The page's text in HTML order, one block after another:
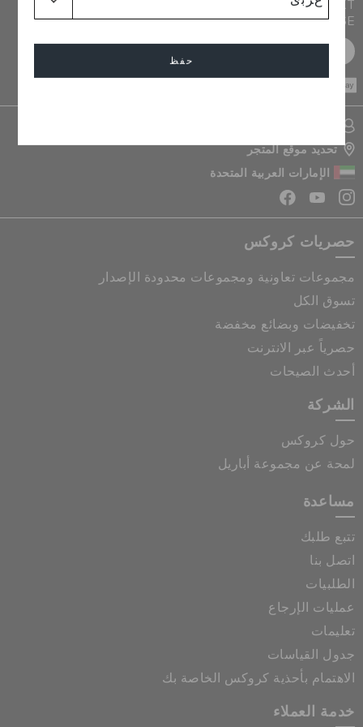
حفظ
JOIN CROCS CLUB & GET 15% OFF ON YOUR NEXT
PURCHASE
تحديد موقع المتجر
الإمارات العربية المتحدة
حصريات كروكس
مجموعات تعاونية ومجموعات محدودة الإصدار
تسوق الكل
تخفيضات وبضائع مخفضة
حصرياً عبر الانترنت
أحدث الصيحات
الشركة
حول كروكس
لمحة عن مجموعة أباريل
مساعدة
تتبع طلبك
اتصل بنا
الطلبيات
عمليات الإرجاع
تعليمات
جدول القياسات
الاهتمام بأحذية كروكس الخاصة بك
خدمة العملاء